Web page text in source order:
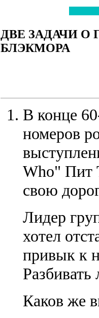
ДВЕ ЗАДАЧИ О
БЛЭКМОРА
В конце
номеров
Who" Пит
свою
Лидер
хотел
привык к
Каков же